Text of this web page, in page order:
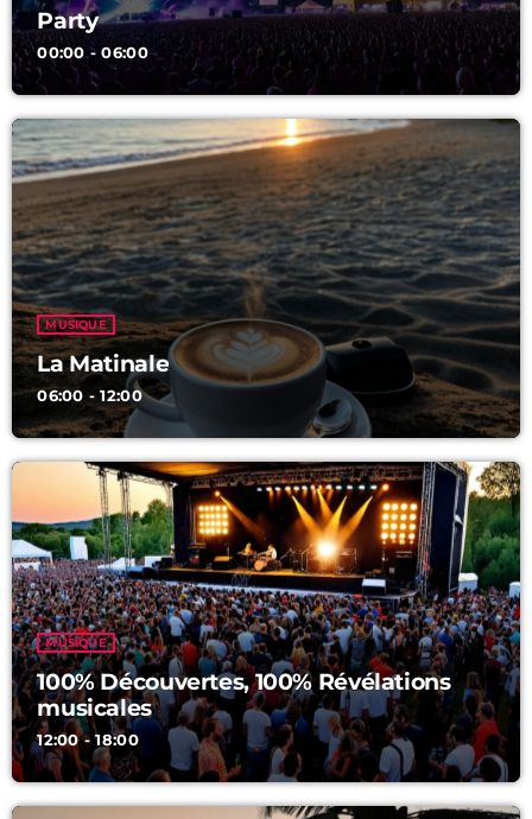
PARTY keyboard_arrow_down
LES PLAYLISTS
LES PODCASTS
Archives
avril 2025
mars 2025
février 2025
janvier 2025
Categories
Actualité radio
PROGRAMME
Chill Party
18:00 - 22:00
Party
22:00 - 00:00
Party
00:00 - 06:00
MUSIQUE
La Matinale
06:00 - 12:00
MUSIQUE
100% Découvertes, 100% Révélations
musicales
12:00 - 18:00